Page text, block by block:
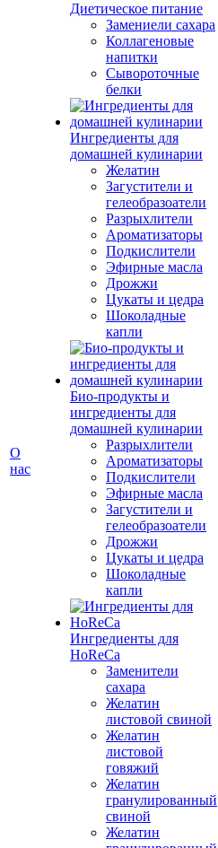
О
нас
Диетическое питание
Замениели сахара
Коллагеновые
напитки
Сывороточные
белки
Ингредиенты для
домашней кулинарии
Желатин
Загустители и
гелеобразоатели
Разрыхлители
Ароматизаторы
Подкислители
Эфирные масла
Дрожжи
Цукаты и цедра
Шоколадные
капли
Био-продукты и
ингредиенты для
домашней кулинарии
Разрыхлители
Ароматизаторы
Подкислители
Эфирные масла
Загустители и
гелеобразоатели
Дрожжи
Цукаты и цедра
Шоколадные
капли
Ингредиенты для
HoReCa
Заменители
сахара
Желатин
листовой свиной
Желатин
листовой
говяжий
Желатин
гранулированный
свиной
Желатин